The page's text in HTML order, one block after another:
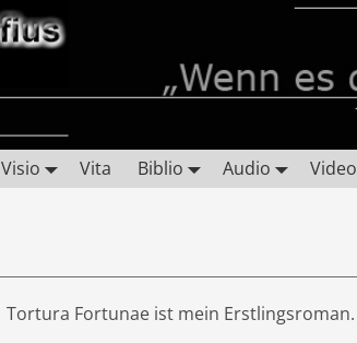
Visio Vita Biblio Audio Video
Tortura Fortunae ist mein Erstlingsroman.